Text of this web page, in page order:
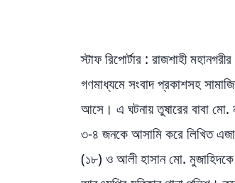
স্টাফ রিপোর্টার : রাজশাহী
গণমাধ্যমে সংবাদ প্রকাশসহ
আসে। এ ঘটনায় তুষারের বাবা মো.
৩-৪ জনকে আসামি করে লিখিত
(১৮) ও আলী হাসান মো. মুজাহিদকে